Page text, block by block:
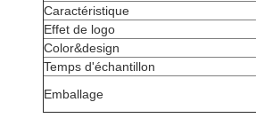
Caractéristique
Effet de logo
Color&design
Temps d'échantillon
Emballage